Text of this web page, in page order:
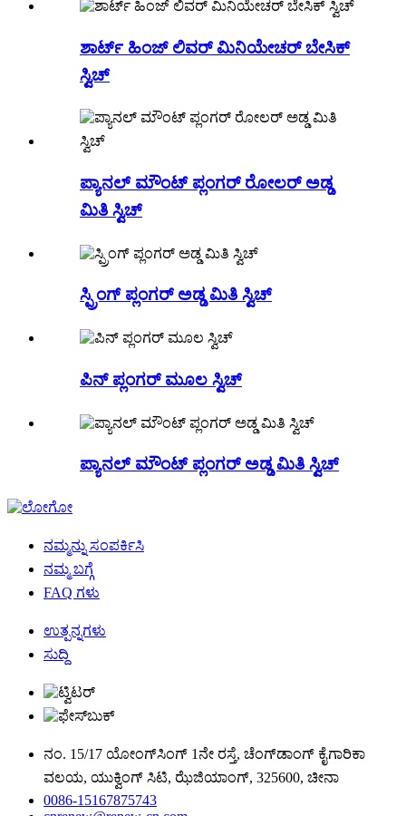
ಶಾರ್ಟ್ ಹಿಂಜ್ ಲಿವರ್ ಮಿನಿಯೇಚರ್ ಬೇಸಿಕ್
ಸ್ವಿಚ್
ಪ್ಯಾನಲ್ ಮೌಂಟ್ ಪ್ಲಂಗರ್ ರೋಲರ್ ಅಡ್ಡ
ಮಿತಿ ಸ್ವಿಚ್
ಸ್ಪ್ರಿಂಗ್ ಪ್ಲಂಗರ್ ಅಡ್ಡ ಮಿತಿ ಸ್ವಿಚ್
ಪಿನ್ ಪ್ಲಂಗರ್ ಮೂಲ ಸ್ವಿಚ್
ಪ್ಯಾನಲ್ ಮೌಂಟ್ ಪ್ಲಂಗರ್ ಅಡ್ಡ ಮಿತಿ ಸ್ವಿಚ್
ನಮ್ಮನ್ನು ಸಂಪರ್ಕಿಸಿ
ನಮ್ಮ ಬಗ್ಗೆ
FAQ ಗಳು
ಉತ್ಪನ್ನಗಳು
ಸುದ್ದಿ
ನಂ. 15/17 ಯೋಂಗ್‌ಸಿಂಗ್ 1ನೇ ರಸ್ತೆ, ಚೆಂಗ್‌ಡಾಂಗ್ ಕೈಗಾರಿಕಾ
ವಲಯ, ಯುಕ್ವಿಂಗ್ ಸಿಟಿ, ಝೆಜಿಯಾಂಗ್, 325600, ಚೀನಾ
0086-15167875743